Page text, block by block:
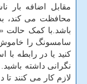
مقابل اضافه بار
محافظت می کند،
باشد.با کمک حالت
سامسونگ را
کنید یا در رابطه با
نگرانی داشته
لازم کار می کنند